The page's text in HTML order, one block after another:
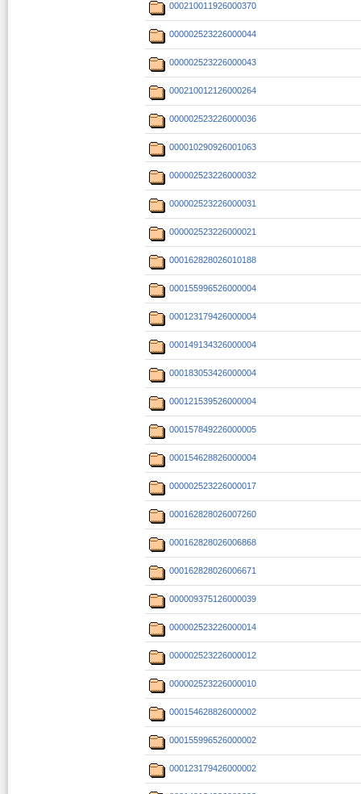
000210011926000370
000002523226000044
000002523226000043
000210012126000264
000002523226000036
000010290926001063
000002523226000032
000002523226000031
000002523226000021
000162828026010188
000155996526000004
000123179426000004
000149134326000004
000183053426000004
000121539526000004
000157849226000005
000154628826000004
000002523226000017
000162828026007260
000162828026006868
000162828026006671
000009375126000039
000002523226000014
000002523226000012
000002523226000010
000154628826000002
000155996526000002
000123179426000002